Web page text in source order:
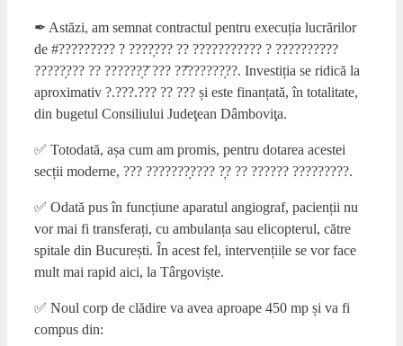
✒ Astăzi, am semnat contractul pentru execuția lucrărilor
de #????????? ? ????̦??? ?? ??????????? ? ??????????
?????̦??? ?? ??????̦?̆ ??? ??̂??????̦??. Investiția se ridică la
aproximativ ?.???.??? ?? ??? și este finanțată, în totalitate,
din bugetul Consiliului Judeţean Dâmboviţa.
✅ Totodată, așa cum am promis, pentru dotarea acestei
secții moderne, ??? ???????̦???? ?̦? ?? ?????? ?????????.
✅ Odată pus în funcțiune aparatul angiograf, pacienții nu
vor mai fi transferați, cu ambulanța sau elicopterul, către
spitale din București. În acest fel, intervențiile se vor face
mult mai rapid aici, la Târgoviște.
✅ Noul corp de clădire va avea aproape 450 mp și va fi
compus din: